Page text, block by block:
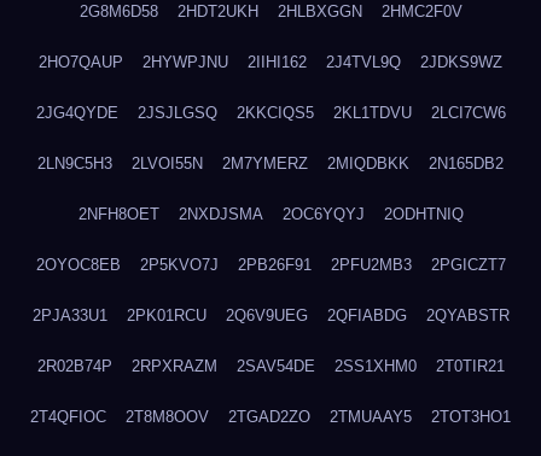
2G8M6D58 2HDT2UKH 2HLBXGGN 2HMC2F0V
2HO7QAUP 2HYWPJNU 2IIHI162 2J4TVL9Q 2JDKS9WZ
2JG4QYDE 2JSJLGSQ 2KKCIQS5 2KL1TDVU 2LCI7CW6
2LN9C5H3 2LVOI55N 2M7YMERZ 2MIQDBKK 2N165DB2
2NFH8OET 2NXDJSMA 2OC6YQYJ 2ODHTNIQ
2OYOC8EB 2P5KVO7J 2PB26F91 2PFU2MB3 2PGICZT7
2PJA33U1 2PK01RCU 2Q6V9UEG 2QFIABDG 2QYABSTR
2R02B74P 2RPXRAZM 2SAV54DE 2SS1XHM0 2T0TIR21
2T4QFIOC 2T8M8OOV 2TGAD2ZO 2TMUAAY5 2TOT3HO1